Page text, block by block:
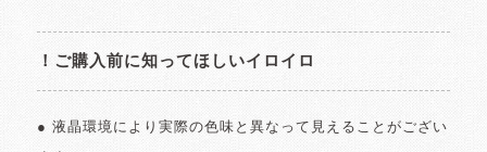
！ご購入前に知ってほしいイロイロ
● 液晶環境により実際の色味と異なって見えることがござい